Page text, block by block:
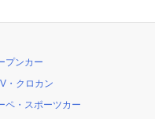
プンカー
・クロカン
ペ・スポーツカー